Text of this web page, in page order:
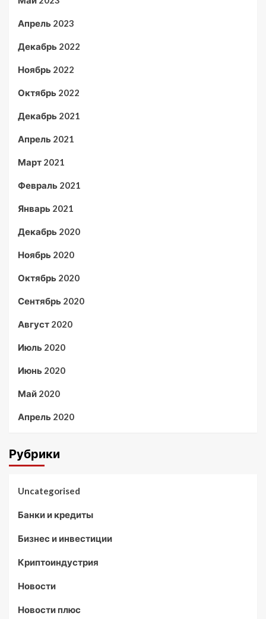
Апрель 2023
Декабрь 2022
Ноябрь 2022
Октябрь 2022
Декабрь 2021
Апрель 2021
Март 2021
Февраль 2021
Январь 2021
Декабрь 2020
Ноябрь 2020
Октябрь 2020
Сентябрь 2020
Август 2020
Июль 2020
Июнь 2020
Май 2020
Апрель 2020
Рубрики
Uncategorised
Банки и кредиты
Бизнес и инвестиции
Криптоиндустрия
Новости
Новости плюс